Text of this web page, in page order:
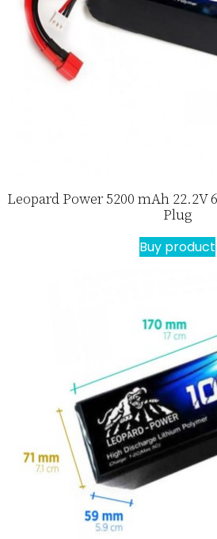
Leopard Power 5200 mAh 22.2V
Plug
Buy product